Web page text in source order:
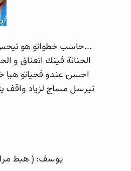
...حاسب خطواتو هو تيحس
الحنانة فينك اتعناق و
احسن عندو فحياتو هيا
تيرسل مساج لزياد واقف
يوسف: ( هبط